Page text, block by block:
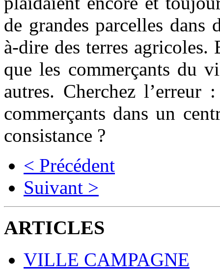
de grandes parcelles dans
à-dire des terres
que les commerçants du
autres. Cherchez
commerçants dans un
consistance ?
< Précédent
Suivant >
ARTICLES
VILLE CAMPAGNE